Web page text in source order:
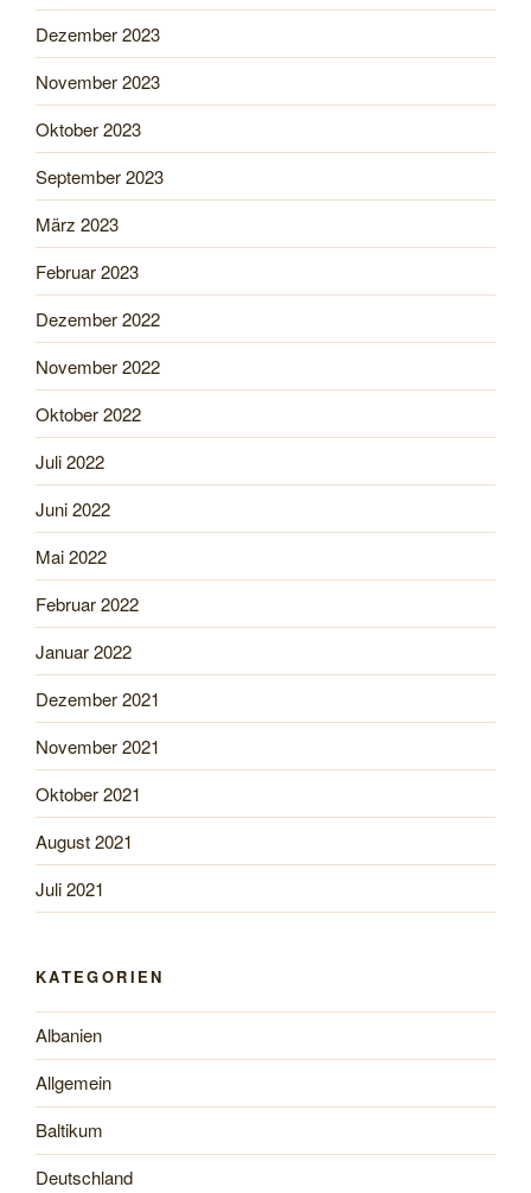
Dezember 2023
November 2023
Oktober 2023
September 2023
März 2023
Februar 2023
Dezember 2022
November 2022
Oktober 2022
Juli 2022
Juni 2022
Mai 2022
Februar 2022
Januar 2022
Dezember 2021
November 2021
Oktober 2021
August 2021
Juli 2021
KATEGORIEN
Albanien
Allgemein
Baltikum
Deutschland